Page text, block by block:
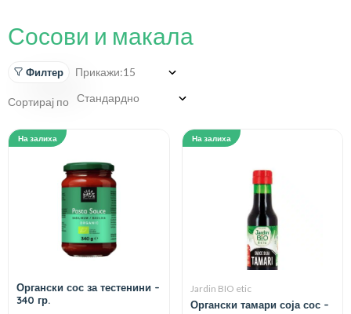
Сосови и макала
Филтер Прикажи:
Сортирај по
На залиха
Органски сос за тестенини –
340 гр.
На залиха
Jardin BIO etic
Органски тамари соја сос –